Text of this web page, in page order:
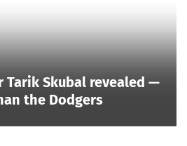
Tarik Skubal revealed —
the Dodgers